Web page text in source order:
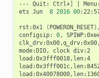
--- Quit: Ctrl+] Menu:
ets Jun 8 2016 00
rst:0x1 ( POWERON_RESET)
configsip:
0,
mode:DIO,
clock div:2
load:0x3fff0018,len:4